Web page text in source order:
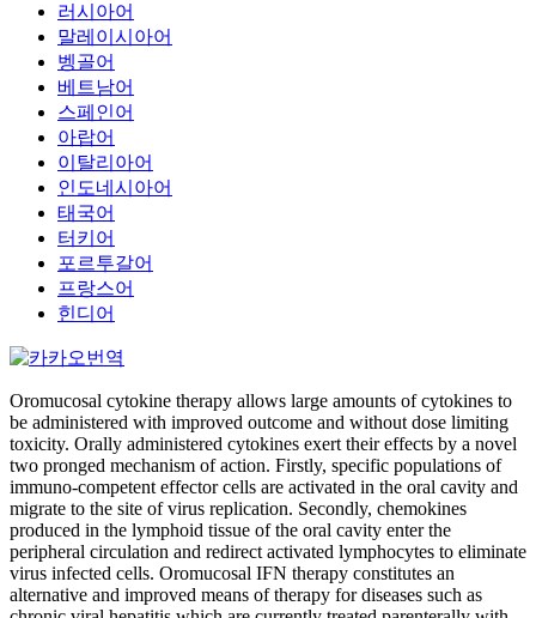
러시아어
말레이시아어
벵골어
베트남어
스페인어
아랍어
이탈리아어
인도네시아어
태국어
터키어
포르투갈어
프랑스어
힌디어
Oromucosal cytokine therapy allows large amounts of cytokines to
be administered with improved outcome and without dose limiting
toxicity. Orally administered cytokines exert their effects by a novel
two pronged mechanism of action. Firstly, specific populations of
immuno-competent effector cells are activated in the oral cavity and
migrate to the site of virus replication. Secondly, chemokines
produced in the lymphoid tissue of the oral cavity enter the
peripheral circulation and redirect activated lymphocytes to eliminate
virus infected cells. Oromucosal IFN therapy constitutes an
alternative and improved means of therapy for diseases such as